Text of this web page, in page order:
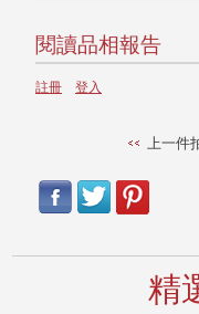
閱讀品相報告
註冊 登入
上一件
精